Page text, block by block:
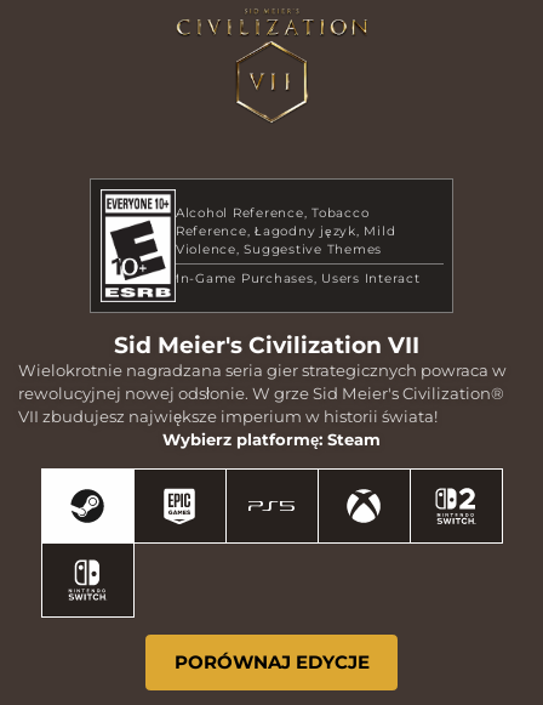
Alcohol Reference Tobacco
Reference Łagodny język
Mild
Violence Suggestive Themes
In-Game Purchases
Users Interact
Sid Meier's Civilization VII
Wielokrotnie nagradzana seria gier strategicznych powraca w
rewolucyjnej nowej odsłonie. W grze Sid Meier's Civilization®
VII zbudujesz największe imperium w historii świata!
Wybierz platformę: Steam
PORÓWNAJ EDYCJE